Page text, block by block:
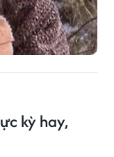
kỳ hay,